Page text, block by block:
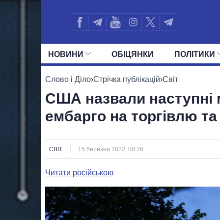
НОВИНИ ОБIЦЯНКИ ПОЛIТИКИ
УСІ ПОЛІТИКИ ПРЕЗИДЕНТ І ОФІС
Слово і Діло›Стрічка публікацій›Світ
США назвали наступні
ембарго на торгівлю
СВІТ 15 березня 2022, 00:26
Читати російською